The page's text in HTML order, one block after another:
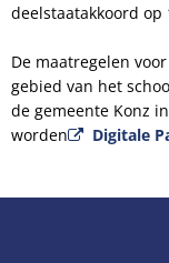
deelstaatakkoord op
De maatregelen
gebied van het
de gemeente Konz
worden
Digitale